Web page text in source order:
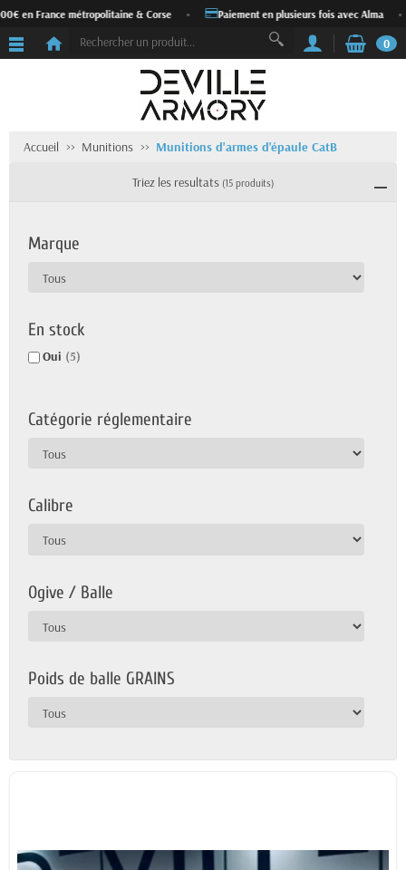
France métropolitaine & Corse • Paiement en plusieurs fois avec Alma •
0
Accueil Munitions Munitions d'armes d'épaule CatB
Triez les resultats (15 produits)
Marque
En stock
Oui (5)
Catégorie réglementaire
Calibre
Ogive / Balle
Poids de balle GRAINS